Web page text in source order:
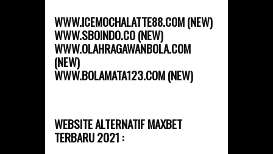
WWW.ICEMOCHALATTE88.COM (NEW)
WWW.SBOINDO.CO (NEW)
WWW.OLAHRAGAWANBOLA.COM
(NEW)
WWW.BOLAMATA123.COM (NEW)
WEBSITE ALTERNATIF MAXBET
TERBARU 2021 :